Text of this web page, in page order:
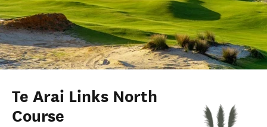
Te Arai Links North
Course